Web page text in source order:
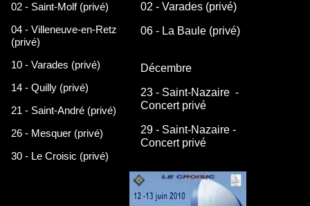
02 - Saint-Molf (privé)
04 - Villeneuve-en-Retz
(privé)
10 - Varades (privé)
14 - Quilly (privé)
21 - Saint-André (privé)
26 - Mesquer (privé)
30 - Le Croisic (privé)
02 - Varades (privé)
06 - La Baule (privé)
Décembre
23 - Saint-Nazaire -
Concert privé
29 - Saint-Nazaire -
Concert privé